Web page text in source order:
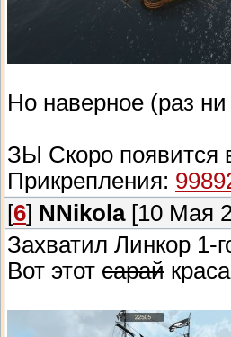
Но наверное (раз
ЗЫ Скоро появится
Прикрепления:
[6] NNikola[10 Мая
Захватил Линкор 1-
Вот этот сарай